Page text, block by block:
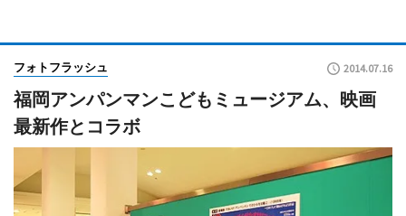
フォトフラッシュ 2014.07.16
福岡アンパンマンこどもミュージアム、映画
最新作とコラボ